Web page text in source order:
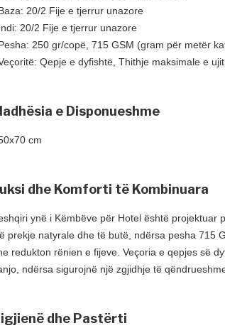
20/2 Fije e tjerrur unazore
20/2 Fije e tjerrur unazore
250 gr/copë, 715 GSM (gram për metër
Qepje e dyfishtë, Thithje maksimale e ujit
e Disponueshme
cm
dhe Komforti të Kombinuara
ynë i Këmbëve për Hotel është
prekje natyrale dhe të butë, ndërsa pesha 715
redukton rënien e fijeve. Veçoria e qepjes së
ndërsa sigurojnë një zgjidhje të
dhe Pastërti